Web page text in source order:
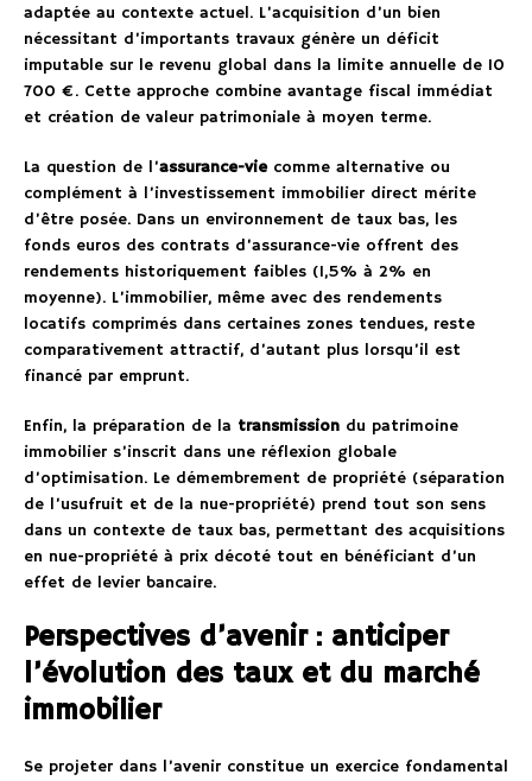
adaptée au contexte actuel. L’acquisition d’un bien
nécessitant d’importants travaux génère un déficit
imputable sur le revenu global dans la limite annuelle de 10
700 €. Cette approche combine avantage fiscal immédiat
et création de valeur patrimoniale à moyen terme.
La question de l’assurance-viecomme alternative ou
complément à l’investissement immobilier direct mérite
d’être posée. Dans un environnement de taux bas, les
fonds euros des contrats d’assurance-vie offrent des
rendements historiquement faibles (1,5% à 2% en
moyenne). L’immobilier, même avec des rendements
locatifs comprimés dans certaines zones tendues, reste
comparativement attractif, d’autant plus lorsqu’il est
financé par emprunt.
Enfin, la préparation de la transmission du patrimoine
immobilier s’inscrit dans une réflexion globale
d’optimisation. Le démembrement de propriété (séparation
de l’usufruit et de la nue-propriété) prend tout son sens
dans un contexte de taux bas, permettant des acquisitions
en nue-propriété à prix décoté tout en bénéficiant d’un
effet de levier bancaire.
Perspectives d’avenir : anticiper
l’évolution des taux et du marché
immobilier
Se projeter dans l’avenir constitue un exercice fondamental